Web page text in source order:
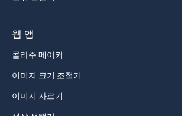
웹 앱
콜라주 메이커
이미지 크기 조절기
이미지 자르기